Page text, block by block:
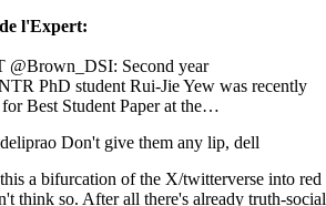
l'Expert:
@Brown_DSI: Second year
PhD student Rui-Jie Yew was recently
Best Student Paper at the…
Don't give them any lip, dell
a bifurcation of the X/twitterverse into red
think so. After all there's already truth-social